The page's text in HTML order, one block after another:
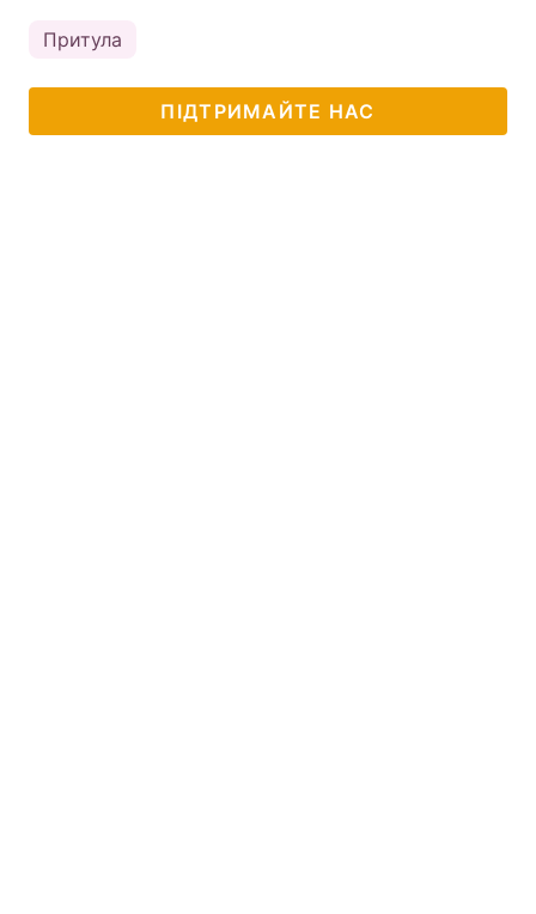
Притула
ПІДТРИМАЙТЕ НАС